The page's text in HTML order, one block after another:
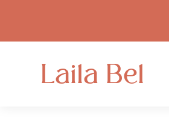
Laila Bel